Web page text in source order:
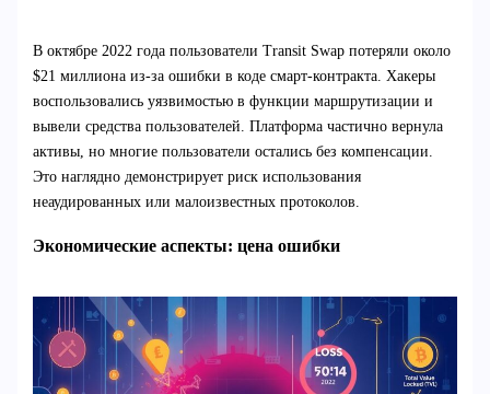
В октябре 2022 года пользователи Transit Swap потеряли около
$21 миллиона из-за ошибки в коде смарт-контракта. Хакеры
воспользовались уязвимостью в функции маршрутизации и
вывели средства пользователей. Платформа частично вернула
активы, но многие пользователи остались без компенсации.
Это наглядно демонстрирует риск использования
неаудированных или малоизвестных протоколов.
Экономические аспекты: цена ошибки